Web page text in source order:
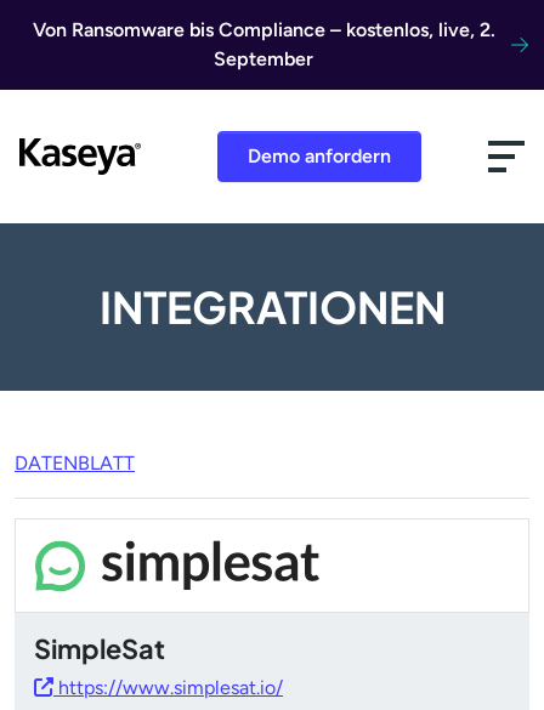
Von Ransomware bis Compliance – kostenlos, live, 2.
September
Demo anfordern
INTEGRATIONEN
DATENBLATT
SimpleSat
https://www.simplesat.io/